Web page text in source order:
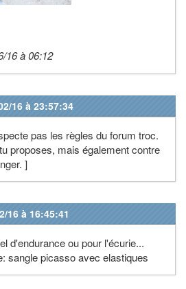
16 à 06:12
16 à 23:57:34
pas les règles du forum troc.
proposes, mais également contre
]
16 à 16:45:41
d'endurance ou pour l'écurie...
sangle picasso avec elastiques